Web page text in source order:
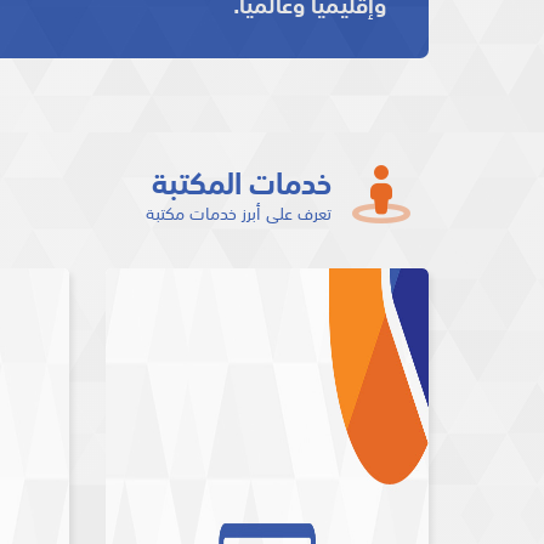
خدمات المكتبة
تعرف على أبرز خدمات مكتبة